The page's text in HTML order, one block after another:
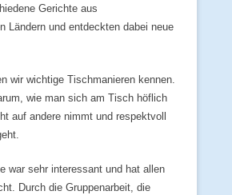
Gerichte aus
Ländern und entdeckten dabei neue
wir wichtige Tischmanieren kennen.
wie man sich am Tisch höflich
auf andere nimmt und respektvoll
war sehr interessant und hat allen
Durch die Gruppenarbeit, die